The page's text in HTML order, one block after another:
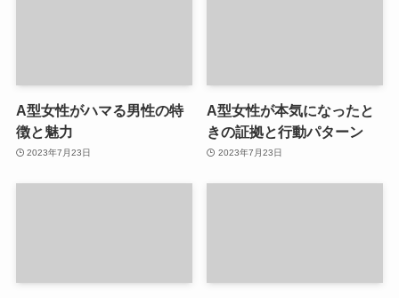
A型女性がハマる男性の特
徴と魅力
2023年7月23日
A型女性が本気になったと
きの証拠と行動パターン
2023年7月23日